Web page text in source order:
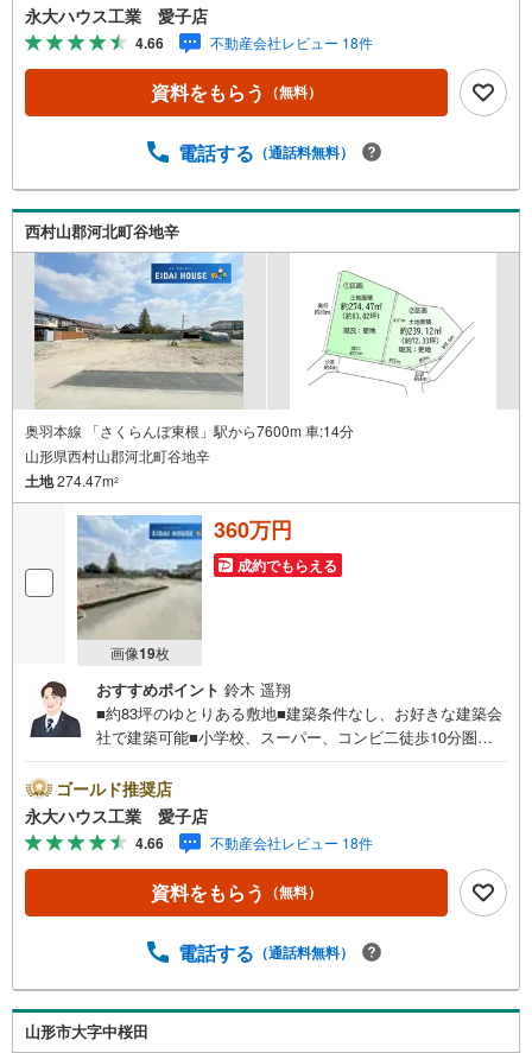
を大きく2つに分けてご紹介！1.＜豊富な不動産知識＞戸
建・マンション・土地...と種別を問わず不動産を取り扱っ
ております。更に教育施設や商業施設、子育て環境や行政
などの地域情報を総合し、お客様により良い物件選びをし
て頂けるよう、しっかりとサポートさせて頂きます。2.＜
し】【リフォーム】など住宅に関する様々なご質問はもち
も、誠心誠意ご説明させて頂きます。各店舗ではキッズス
ペースも完備！お子様連れのご家族様で是非お越しくださ
い。営業時間:10:00～18:00（定休日火・水曜日※店舗によ
り変動あり）現地のご案内も可能ですので、どうぞお気軽
にお問い合わせください！
永大ハウス工業 愛子店
4.66 不動産会社レビュー 18件
資料をもらう （無料）
電話する （通話料無料）
西村山郡河北町谷地辛
奥羽本線 「さくらんぼ東根」駅から7600m 車:14分
山形県西村山郡河北町谷地辛
土地274.47m2
画像19枚
360万円
成約でもらえる
おすすめポイント 鈴木 遥翔
■約83坪のゆとりある敷地■建築条件なし、お好きな建築会
社で建築可能■小学校、スーパー、コンビ二徒歩10分圏内
内の多数店舗で展開中！こちらでは当社の強みを大きく2つ
に分けてご紹介！1.＜豊富な不動産知識＞戸建・マンショ
ン・土地...と種別を問わず不動産を取り扱っております。
更に教育施設や商業施設、子育て環境や行政などの地域情
報を総合し、お客様により良い物件選びをして頂けるよ
う、しっかりとサポートさせて頂きます。2.＜経験豊富な
ォーム】など住宅に関する様々なご質問はもちろん、ご購
ご説明させて頂きます。各店舗ではキッズスペースも完
備！お子様連れのご家族様で是非お越しください。営業時
間:10:00～18:00（定休日火・水曜日※店舗により変動あ
ゴールド推奨店
永大ハウス工業 愛子店
4.66 不動産会社レビュー 18件
資料をもらう （無料）
電話する （通話料無料）
山形市大字中桜田